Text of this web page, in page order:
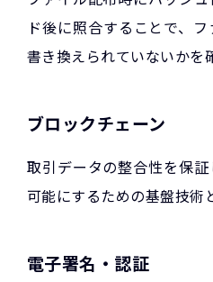
ド後に照合することで、
書き換えられていないかを
ブロックチェーン
取引データの整合性を保
可能にするための基盤技術
電子署名・認証